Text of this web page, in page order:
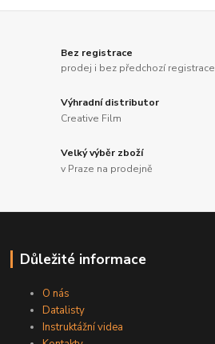
Bez registrace
prodej i bez předchozí registrace
Výhradní distributor
Creative Film
Velký výběr zboží
v Praze na prodejně
Důležité informace
O nás
Datalisty
Instruktážní videa